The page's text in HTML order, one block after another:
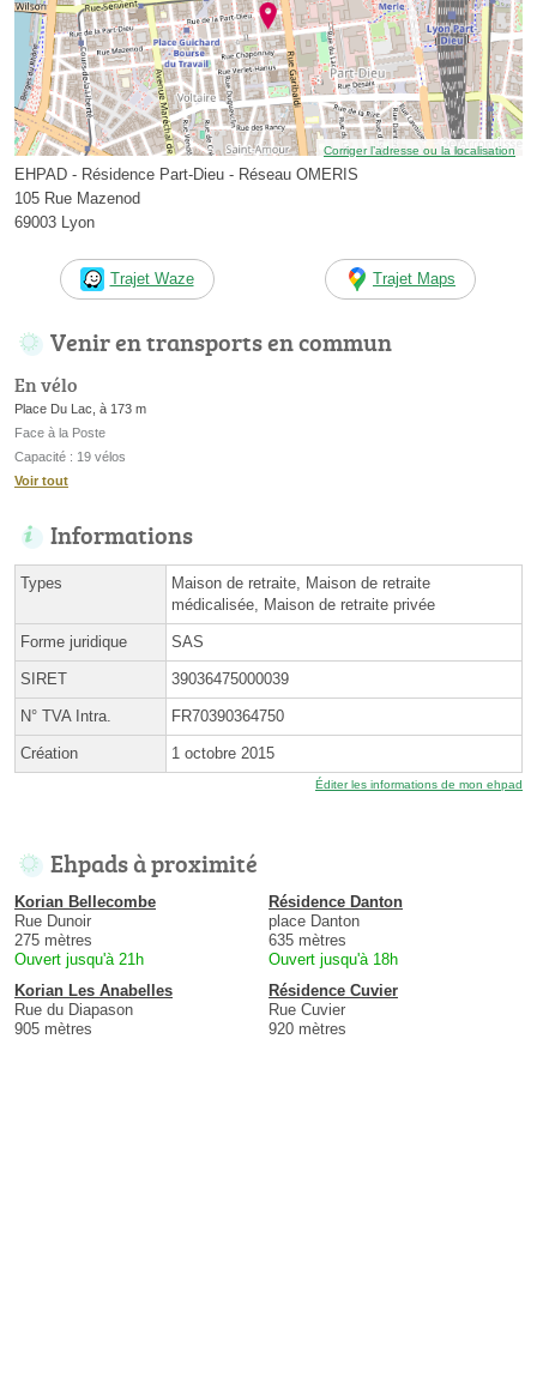
Corriger l’adresse ou la localisation
EHPAD - Résidence Part-Dieu - Réseau OMERIS
105 Rue Mazenod
69003 Lyon
Trajet Waze Trajet Maps
Venir en transports en commun
En vélo
Place Du Lac, à 173 m
Face à la Poste
Capacité : 19 vélos
Voir tout
Informations
Types
Maison de retraite, Maison de retraite
médicalisée, Maison de retraite privée
Forme juridique SAS
SIRET 39036475000039
N° TVA Intra. FR70390364750
Création 1 octobre 2015
Éditer les informations de mon ehpad
Ehpads à proximité
Korian Bellecombe
Rue Dunoir
275 mètres
Ouvert jusqu'à 21h
Résidence Danton
place Danton
635 mètres
Ouvert jusqu'à 18h
Korian Les Anabelles
Rue du Diapason
905 mètres
Résidence Cuvier
Rue Cuvier
920 mètres